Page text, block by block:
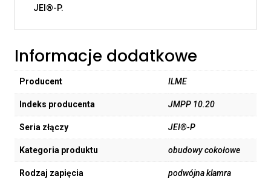
JEI®-P.
Informacje dodatkowe
Producent ILME
Indeks producenta JMPP 10.20
Seria złączy JEI®-P
Kategoria produktu obudowy cokołowe
Rodzaj zapięcia podwójna klamra